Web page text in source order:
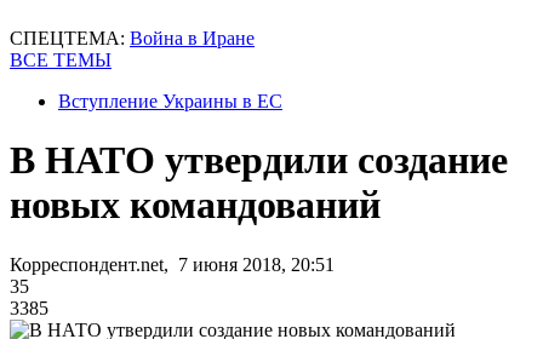
СПЕЦТЕМА: Война в Иране
ВСЕ ТЕМЫ
Вступление Украины в ЕС
В НАТО утвердили создание
новых командований
Корреспондент.net, 7 июня 2018, 20:51
35
3385